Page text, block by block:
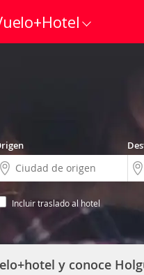
Incluir traslado al hotel
y conoce